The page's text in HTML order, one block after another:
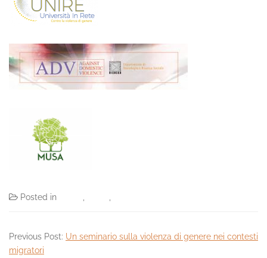
Posted in
Previous Post: Un seminario sulla violenza di genere nei contesti
migratori